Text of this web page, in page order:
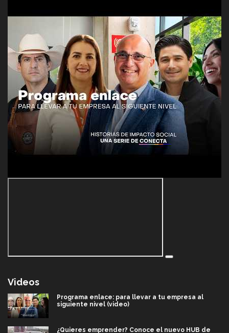
Videos
Programa enlace: para llevar a tu empresa al
siguiente nivel (video)
¿Quieres emprender? Conoce el nuevo HUB de